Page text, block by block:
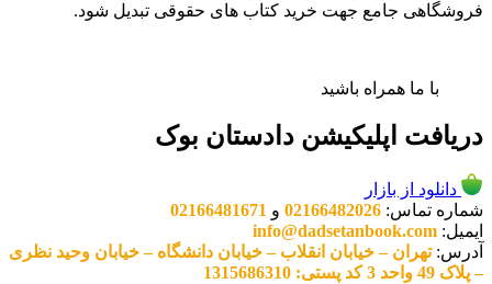
فروشگاهی جامع جهت خرید کتاب های حقوقی تبدیل شود.
با ما همراه باشید
دریافت اپلیکیشن دادستان بوک
دانلود از بازار
شماره تماس: 02166482026 و 02166481671
ایمیل: info@dadsetanbook.com
آدرس:تهران – خیابان انقلاب – خیابان دانشگاه – خیابان وحید نظری
– پلاک 49 واحد 3 کد پستی: 1315686310